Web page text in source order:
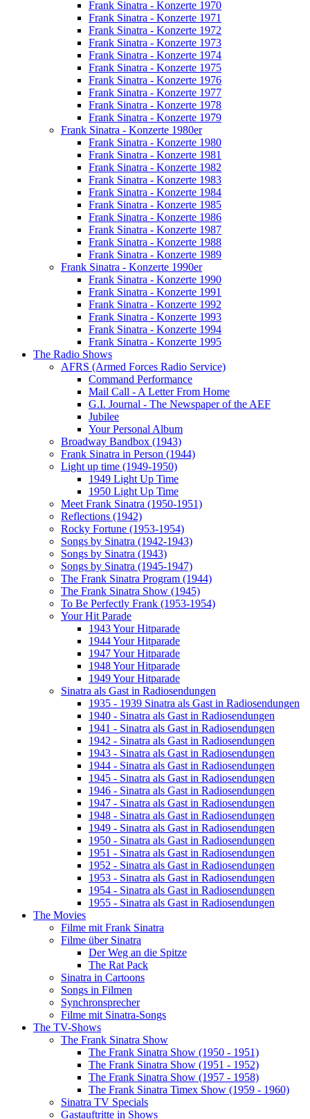
Frank Sinatra - Konzerte 1970
Frank Sinatra - Konzerte 1971
Frank Sinatra - Konzerte 1972
Frank Sinatra - Konzerte 1973
Frank Sinatra - Konzerte 1974
Frank Sinatra - Konzerte 1975
Frank Sinatra - Konzerte 1976
Frank Sinatra - Konzerte 1977
Frank Sinatra - Konzerte 1978
Frank Sinatra - Konzerte 1979
Frank Sinatra - Konzerte 1980er
Frank Sinatra - Konzerte 1980
Frank Sinatra - Konzerte 1981
Frank Sinatra - Konzerte 1982
Frank Sinatra - Konzerte 1983
Frank Sinatra - Konzerte 1984
Frank Sinatra - Konzerte 1985
Frank Sinatra - Konzerte 1986
Frank Sinatra - Konzerte 1987
Frank Sinatra - Konzerte 1988
Frank Sinatra - Konzerte 1989
Frank Sinatra - Konzerte 1990er
Frank Sinatra - Konzerte 1990
Frank Sinatra - Konzerte 1991
Frank Sinatra - Konzerte 1992
Frank Sinatra - Konzerte 1993
Frank Sinatra - Konzerte 1994
Frank Sinatra - Konzerte 1995
The Radio Shows
AFRS (Armed Forces Radio Service)
Command Performance
Mail Call - A Letter From Home
G.I. Journal - The Newspaper of the AEF
Jubilee
Your Personal Album
Broadway Bandbox (1943)
Frank Sinatra in Person (1944)
Light up time (1949-1950)
1949 Light Up Time
1950 Light Up Time
Meet Frank Sinatra (1950-1951)
Reflections (1942)
Rocky Fortune (1953-1954)
Songs by Sinatra (1942-1943)
Songs by Sinatra (1943)
Songs by Sinatra (1945-1947)
The Frank Sinatra Program (1944)
The Frank Sinatra Show (1945)
To Be Perfectly Frank (1953-1954)
Your Hit Parade
1943 Your Hitparade
1944 Your Hitparade
1947 Your Hitparade
1948 Your Hitparade
1949 Your Hitparade
Sinatra als Gast in Radiosendungen
1935 - 1939 Sinatra als Gast in Radiosendungen
1940 - Sinatra als Gast in Radiosendungen
1941 - Sinatra als Gast in Radiosendungen
1942 - Sinatra als Gast in Radiosendungen
1943 - Sinatra als Gast in Radiosendungen
1944 - Sinatra als Gast in Radiosendungen
1945 - Sinatra als Gast in Radiosendungen
1946 - Sinatra als Gast in Radiosendungen
1947 - Sinatra als Gast in Radiosendungen
1948 - Sinatra als Gast in Radiosendungen
1949 - Sinatra als Gast in Radiosendungen
1950 - Sinatra als Gast in Radiosendungen
1951 - Sinatra als Gast in Radiosendungen
1952 - Sinatra als Gast in Radiosendungen
1953 - Sinatra als Gast in Radiosendungen
1954 - Sinatra als Gast in Radiosendungen
1955 - Sinatra als Gast in Radiosendungen
The Movies
Filme mit Frank Sinatra
Filme über Sinatra
Der Weg an die Spitze
The Rat Pack
Sinatra in Cartoons
Songs in Filmen
Synchronsprecher
Filme mit Sinatra-Songs
The TV-Shows
The Frank Sinatra Show
The Frank Sinatra Show (1950 - 1951)
The Frank Sinatra Show (1951 - 1952)
The Frank Sinatra Show (1957 - 1958)
The Frank Sinatra Timex Show (1959 - 1960)
Sinatra TV Specials
Gastauftritte in Shows